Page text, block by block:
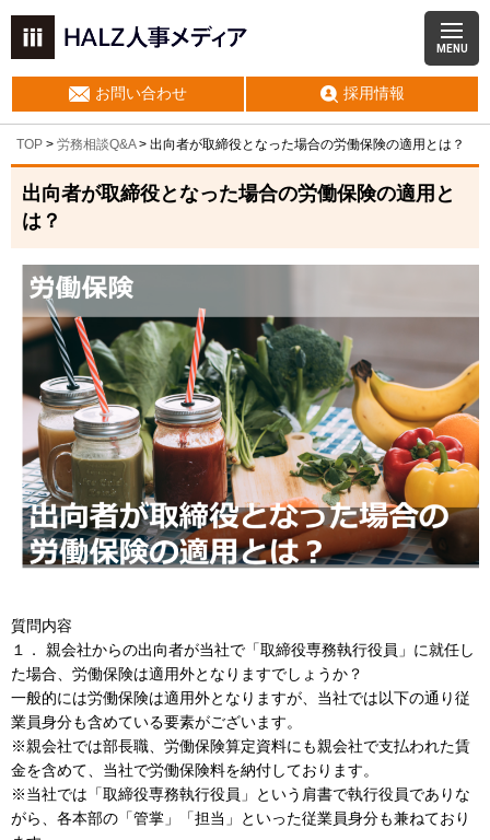
MENU
お問い合わせ 採用情報
TOP > 労務相談Q&A> 出向者が取締役となった場合の労働保険の適用とは？
出向者が取締役となった場合の労働保険の適用と
は？
質問内容
１． 親会社からの出向者が当社で「取締役専務執行役員」に就任し
た場合、労働保険は適用外となりますでしょうか？
一般的には労働保険は適用外となりますが、当社では以下の通り従
業員身分も含めている要素がございます。
※親会社では部長職、労働保険算定資料にも親会社で支払われた賃
金を含めて、当社で労働保険料を納付しております。
※当社では「取締役専務執行役員」という肩書で執行役員でありな
がら、各本部の「管掌」「担当」といった従業員身分も兼ねており